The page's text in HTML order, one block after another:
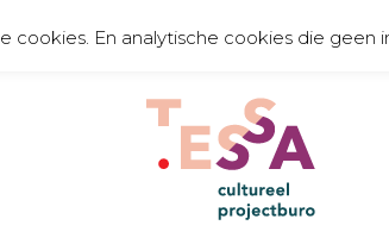
En analytische cookies die geen